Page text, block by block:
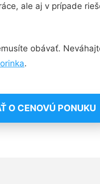
ale aj v prípade
obávať.
.
O CENOVÚ PONUKU